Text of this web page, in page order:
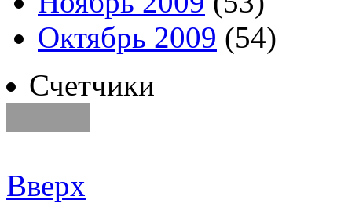
Октябрь 2009 (54)
Счетчики
Вверх